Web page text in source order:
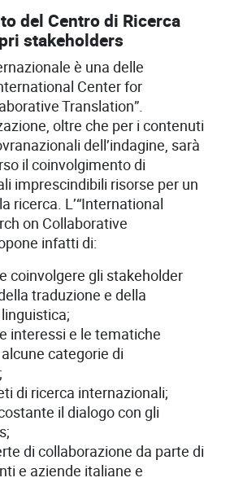
del Centro di Ricerca
stakeholders
è una delle
Center for
Translation”.
oltre che per i contenuti
dell’indagine, sarà
il coinvolgimento di
imprescindibili risorse per un
ricerca. L’“International
on Collaborative
infatti di:
coinvolgere gli stakeholder
traduzione e della
interessi e le tematiche
categorie di
di ricerca internazionali;
il dialogo con gli
di collaborazione da parte di
e aziende italiane e